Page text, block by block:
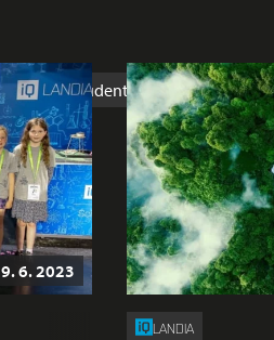
Soutěž Studenti Tábor Učitelé
9. 6. 2023
LANDIA